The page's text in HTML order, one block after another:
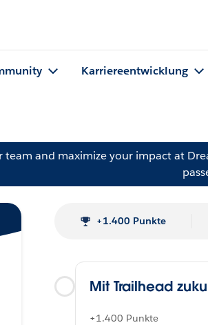
Karriereentwicklung
team and maximize your impact at
+1.400 Punkte
Mit Trailhead
+1.400 Punkte